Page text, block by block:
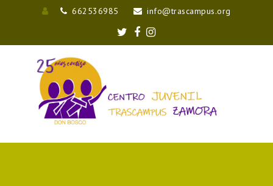
Entrar662536985 info@trascampus.org
TwitterFacebook
Instagram